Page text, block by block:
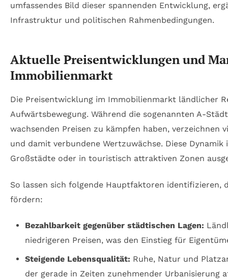
umfassendes Bild dieser spannenden Entwicklung,
Infrastruktur und politischen Rahmenbedingungen.
Aktuelle Preisentwicklungen und
Immobilienmarkt
Die Preisentwicklung im Immobilienmarkt ländlicher
Aufwärtsbewegung. Während die sogenannten A-
wachsenden Preisen zu kämpfen haben, verzeichnen
und damit verbundene Wertzuwächse. Diese
Großstädte oder in touristisch attraktiven Zonen
So lassen sich folgende Hauptfaktoren identifizieren,
fördern:
Bezahlbarkeit gegenüber städtischen Lagen:
niedrigeren Preisen, was den Einstieg für
Steigende Lebensqualität: Ruhe, Natur und
der gerade in Zeiten zunehmender Urbanisierung